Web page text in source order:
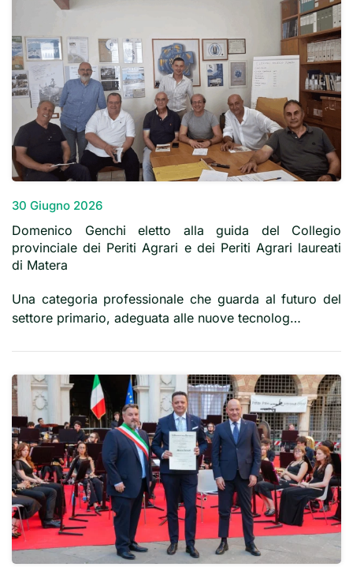
30 Giugno 2026
Domenico Genchi eletto alla guida del Collegio
provinciale dei Periti Agrari e dei Periti Agrari laureati
di Matera
Una categoria professionale che guarda al futuro del
settore primario, adeguata alle nuove tecnolog…